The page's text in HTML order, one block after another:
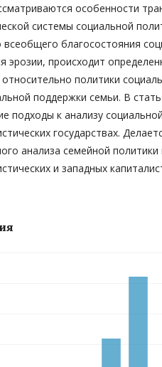
особенности
системы социальной
всеобщего благосостояния
эрозии, происходит
относительно политики
поддержки семьи. В
подходы к анализу
государствах.
анализа семейной политики
и западных